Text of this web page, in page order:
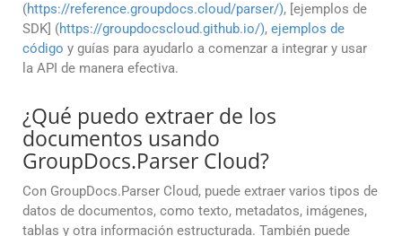
(https://reference.groupdocs.cloud/parser/), [ejemplos de
SDK] (https://groupdocscloud.github.io/), ejemplos de
código y guías para ayudarlo a comenzar a integrar y usar
la API de manera efectiva.
¿Qué puedo extraer de los
documentos usando
GroupDocs.Parser Cloud?
Con GroupDocs.Parser Cloud, puede extraer varios tipos de
datos de documentos, como texto, metadatos, imágenes,
tablas y otra información estructurada. También puede